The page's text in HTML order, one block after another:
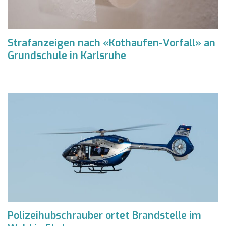
Strafanzeigen nach «Kothaufen-Vorfall» an
Grundschule in Karlsruhe
Polizeihubschrauber ortet Brandstelle im